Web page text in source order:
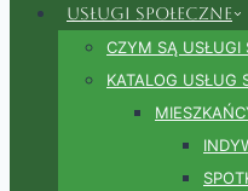
Usługi społeczne
CZYM SĄ USŁUGI
KATALOG USŁUG